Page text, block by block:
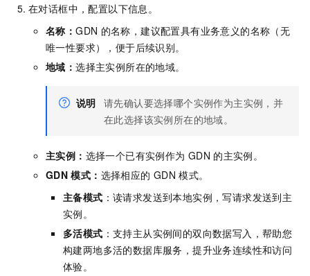
在对话框中，配置以下信息。
名称：GDN 的名称，建议配置具有业务意义的名称（无
唯一性要求），便于后续识别。
地域：选择主实例所在的地域。
说明 请先确认要选择哪个实例作为主实例，并
在此选择该实例所在的地域。
主实例： 选择一个已有实例作为 GDN 的主实例。
GDN 模式： 选择相应的 GDN 模式。
主备模式 ：读请求发送到本地实例，写请求发送到主
实例。
多活模式 ：支持主从实例间的双向数据写入，帮助您
构建两地多活的数据库服务，提升业务连续性和访问
体验。